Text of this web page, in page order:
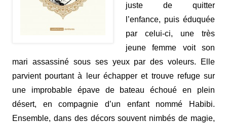
juste de quitter
l’enfance, puis éduquée
par celui-ci, une très
jeune femme voit son
mari assassiné sous ses yeux par des voleurs. Elle
parvient pourtant à leur échapper et trouve refuge sur
une improbable épave de bateau échoué en plein
désert, en compagnie d’un enfant nommé Habibi.
Ensemble, dans des décors souvent nimbés de magie,